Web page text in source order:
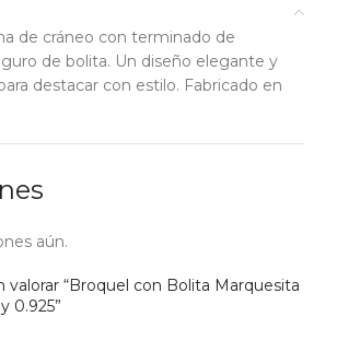
de cráneo con terminado de
de bolita. Un diseño elegante y
destacar con estilo. Fabricado en
aún.
valorar “Broquel con Bolita Marquesita
0.925”